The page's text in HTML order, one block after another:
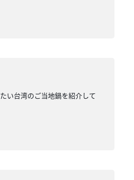
い台湾のご当地鍋を紹介して